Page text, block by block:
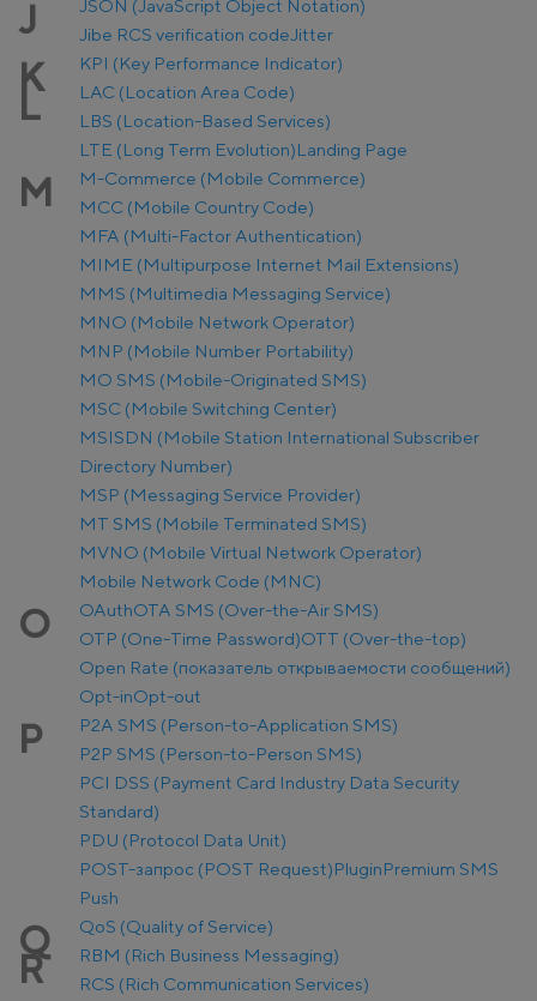
J
JSON (JavaScript Object Notation)
Jibe RCS verification codeJitter
K KPI (Key Performance Indicator)
L
LAC (Location Area Code)
LBS (Location-Based Services)
LTE (Long Term Evolution)Landing Page
M
M-Commerce (Mobile Commerce)
MCC (Mobile Country Code)
MFA (Multi-Factor Authentication)
MIME (Multipurpose Internet Mail Extensions)
MMS (Multimedia Messaging Service)
MNO (Mobile Network Operator)
MNP (Mobile Number Portability)
MO SMS (Mobile-Originated SMS)
MSC (Mobile Switching Center)
MSISDN (Mobile Station International Subscriber
Directory Number)
MSP (Messaging Service Provider)
MT SMS (Mobile Terminated SMS)
MVNO (Mobile Virtual Network Operator)
Mobile Network Code (MNC)
O OAuthOTA SMS (Over-the-Air SMS)
OTP (One-Time Password)OTT (Over-the-top)
Open Rate (показатель открываемости сообщений)
Opt-inOpt-out
P
P2A SMS (Person-to-Application SMS)
P2P SMS (Person-to-Person SMS)
PCI DSS (Payment Card Industry Data Security
Standard)
PDU (Protocol Data Unit)
POST-запрос (POST Request)PluginPremium SMS
Push
Q QoS (Quality of Service)
R
RBM (Rich Business Messaging)
RCS (Rich Communication Services)